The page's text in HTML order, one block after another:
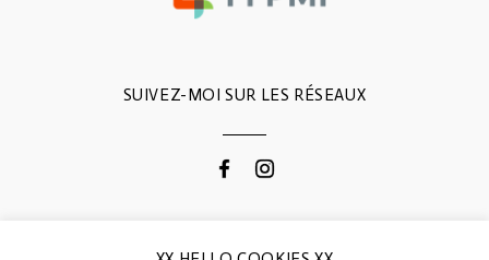
SUIVEZ-MOI SUR LES RÉSEAUX
CONTACTEZ-MOI